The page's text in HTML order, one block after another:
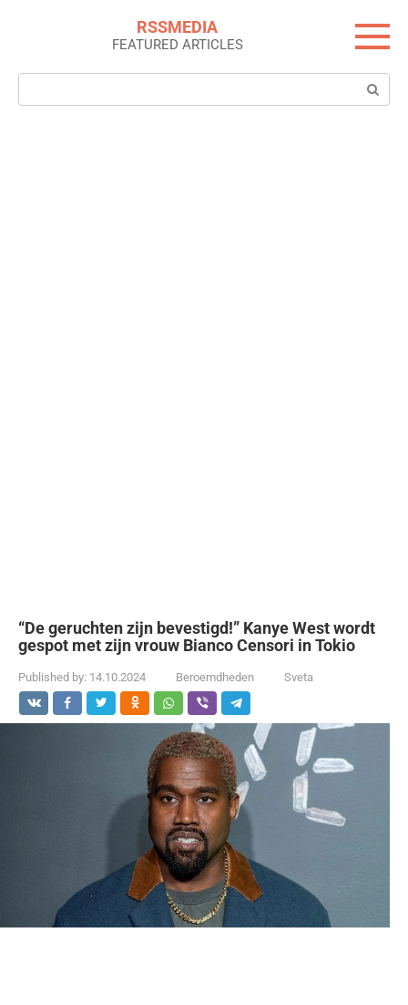
RSSMEDIA
FEATURED ARTICLES
Search:
“De geruchten zijn bevestigd!” Kanye West wordt
gespot met zijn vrouw Bianco Censori in Tokio
Published by: 14.10.2024 Beroemdheden Sveta